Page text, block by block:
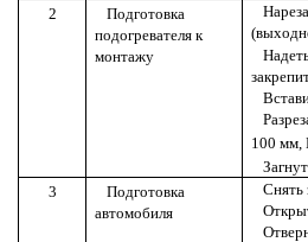
2
Подготовка
подогревателя к
монтажу
100 мм,
3
Подготовка
автомобиля
Снять